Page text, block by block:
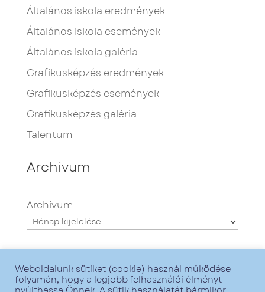
Általános iskola eredmények
Általános iskola események
Általános iskola galéria
Grafikusképzés eredmények
Grafikusképzés események
Grafikusképzés galéria
Talentum
Archívum
Archívum
Weboldalunk sütiket (cookie) használ működése
folyamán, hogy a legjobb felhasználói élményt